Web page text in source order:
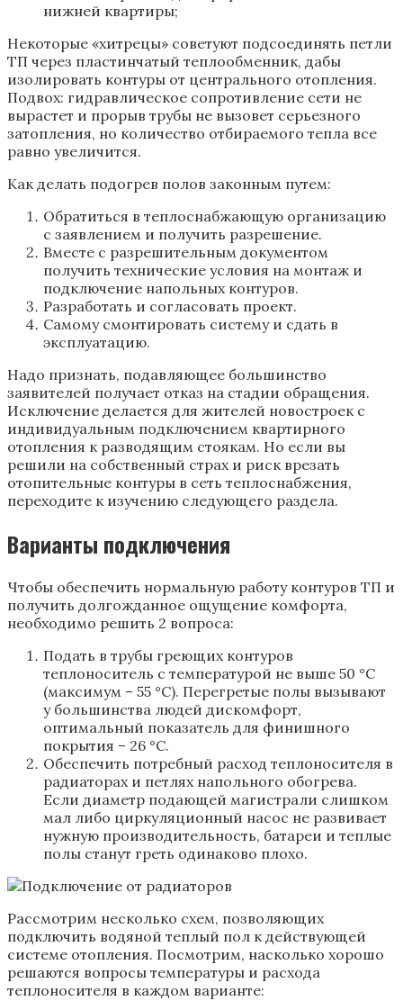
нижней квартиры;
Некоторые «хитрецы» советуют подсоединять петли
ТП через пластинчатый теплообменник, дабы
изолировать контуры от центрального отопления.
Подвох: гидравлическое сопротивление сети не
вырастет и прорыв трубы не вызовет серьезного
затопления, но количество отбираемого тепла все
равно увеличится.
Как делать подогрев полов законным путем:
Обратиться в теплоснабжающую организацию
с заявлением и получить разрешение.
Вместе с разрешительным документом
получить технические условия на монтаж и
подключение напольных контуров.
Разработать и согласовать проект.
Самому смонтировать систему и сдать в
эксплуатацию.
Надо признать, подавляющее большинство
заявителей получает отказ на стадии обращения.
Исключение делается для жителей новостроек с
индивидуальным подключением квартирного
отопления к разводящим стоякам. Но если вы
решили на собственный страх и риск врезать
отопительные контуры в сеть теплоснабжения,
переходите к изучению следующего раздела.
Варианты подключения
Чтобы обеспечить нормальную работу контуров ТП и
получить долгожданное ощущение комфорта,
необходимо решить 2 вопроса:
Подать в трубы греющих контуров
теплоноситель с температурой не выше 50 °С
(максимум – 55 °С). Перегретые полы вызывают
у большинства людей дискомфорт,
оптимальный показатель для финишного
покрытия – 26 °С.
Обеспечить потребный расход теплоносителя в
радиаторах и петлях напольного обогрева.
Если диаметр подающей магистрали слишком
мал либо циркуляционный насос не развивает
нужную производительность, батареи и теплые
полы станут греть одинаково плохо.
Рассмотрим несколько схем, позволяющих
подключить водяной теплый пол к действующей
системе отопления. Посмотрим, насколько хорошо
решаются вопросы температуры и расхода
теплоносителя в каждом варианте: